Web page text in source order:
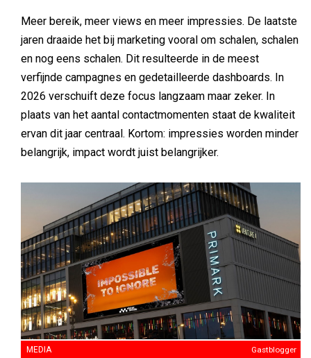
Meer bereik, meer views en meer impressies. De laatste
jaren draaide het bij marketing vooral om schalen, schalen
en nog eens schalen. Dit resulteerde in de meest
verfijnde campagnes en gedetailleerde dashboards. In
2026 verschuift deze focus langzaam maar zeker. In
plaats van het aantal contactmomenten staat de kwaliteit
ervan dit jaar centraal. Kortom: impressies worden minder
belangrijk, impact wordt juist belangrijker.
MEDIA Gastblogger